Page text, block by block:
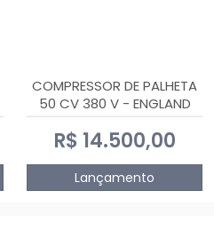
COMPRESSOR DE PALHETA
50 CV 380 V - ENGLAND
R$ 14.500,00
Lançamento